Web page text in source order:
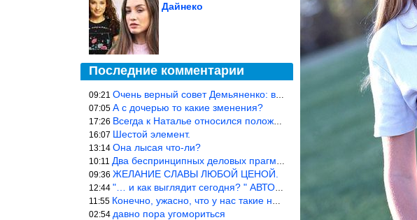
Дайнеко
Последние комментарии
09:21 Очень верный совет Демьяненко: в этой среде надо либо иметь зубы
07:05 А с дочерью то какие зменения?
17:26 Всегда к Наталье относился положительно… Время покажет, что буде
16:07 Шестой элемент.
13:14 Она лысая что-ли?
10:11 Два беспринципных деловых прагматика нашли друг друга и «остепен
09:36 ЖЕЛАНИЕ СЛАВЫ ЛЮБОЙ ЦЕНОЙ.
12:44 "… и как выглядит сегодня? " АВТОР, РЕДАКТОР — ВЫ ЧТО
11:55 Конечно, ужасно, что у нас такие недалёкие и прямые люди… Как мо
02:54 давно пора угомориться